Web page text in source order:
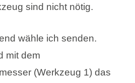
sind nicht nötig.
wähle ich senden.
mit dem
(Werkzeug 1) das